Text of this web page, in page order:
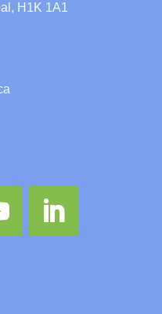
H1K 1A1